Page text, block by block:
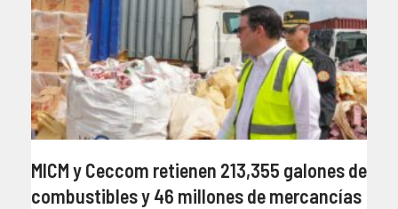
MICM y Ceccom retienen 213,355 galones de
combustibles y 46 millones de mercancías